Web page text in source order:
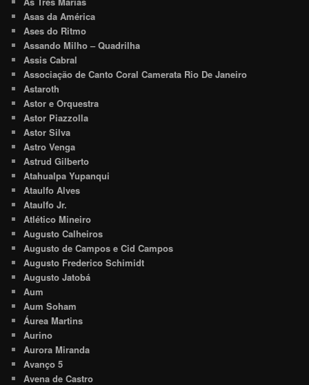
Asas da América
Ases do Ritmo
Assando Milho – Quadrilha
Assis Cabral
Associação de Canto Coral Camerata Rio De Janeiro
Astaroth
Astor e Orquestra
Astor Piazzolla
Astor Silva
Astro Venga
Astrud Gilberto
Atahualpa Yupanqui
Ataulfo Alves
Ataulfo Jr.
Atlético Mineiro
Augusto Calheiros
Augusto de Campos e Cid Campos
Augusto Frederico Schimidt
Augusto Jatobá
Aum
Aum Soham
Áurea Martins
Aurino
Aurora Miranda
Avanço 5
Avena de Castro